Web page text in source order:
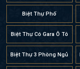
Biệt Thự Phố
Biệt Thự Có Gara Ô Tô
Biệt Thự 3 Phòng Ngủ